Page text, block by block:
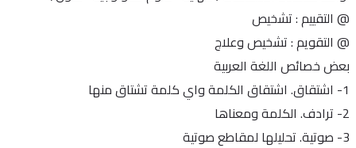
@ التقييم : تشخيص
@ التقويم : تشخيص وعلاج
بعض خصائص اللغة العربية
1- اشتقاق. اشتقاق الكلمة واي كلمة تشتاق منها
2- ترادف. الكلمة ومعناها
3- صوتية. تحليلها لمقاطع صوتية